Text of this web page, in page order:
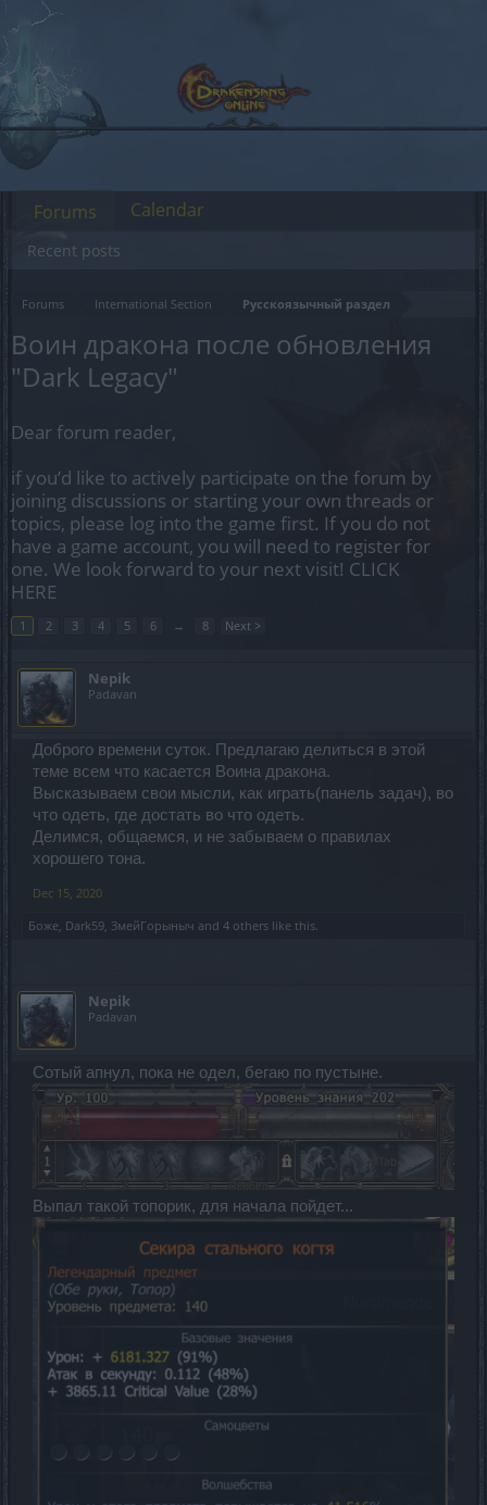
Forums International Section Русскоязычный раздел
Воин дракона после обновления
"Dark Legacy"
Dear forum reader,
if you’d like to actively participate on the forum by
joining discussions or starting your own threads or
topics, please log into the game first. If you do not
have a game account, you will need to register for
one. We look forward to your next visit! CLICK
HERE
1 2 3 4 5 6 → 8 Next >
Nepik
Padavan
Доброго времени суток. Предлагаю делиться в этой
теме всем что касается Воина дракона.
Высказываем свои мысли, как играть(панель задач), во
что одеть, где достать во что одеть.
Делимся, общаемся, и не забываем о правилах
хорошего тона.
Dec 15, 2020
Боже, Dark59, ЗмейГорыныч and 4 others like this.
Nepik
Padavan
Сотый апнул, пока не одел, бегаю по пустыне.
Выпал такой топорик, для начала пойдет...
Forums
Recent posts
Calendar